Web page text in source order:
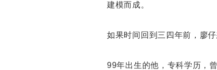
建模而成。
如果时间回到三四年前，廖
99年出生的他，专科学历，